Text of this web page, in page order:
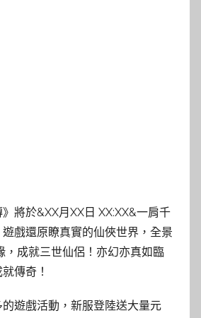
》將於&XX月XX日 XX:XX&一肩千
戲還原瞭真實的仙俠世界，全景
，成就三世仙侶！亦幻亦真如臨
傳奇！
遊戲活動，新服登陸送大量元